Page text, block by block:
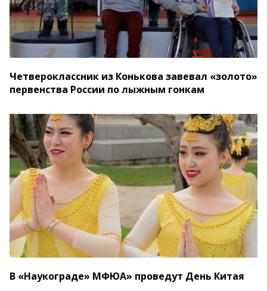
Четвероклассник из Конькова завевал «золото»
первенства России по лыжным гонкам
В «Наукограде» МФЮА» проведут День Китая